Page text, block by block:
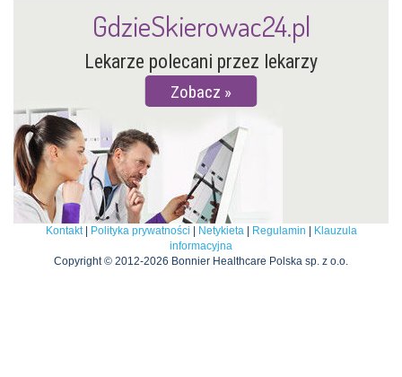
Lekarze polecani przez lekarzy
Zobacz
GdzieSkierowac24.pl
Kontakt| Polityka prywatności Netykieta| Regulamin
Klauzula
informacyjna
Copyright © 2012-2026 Bonnier Healthcare Polska sp. z o.o.